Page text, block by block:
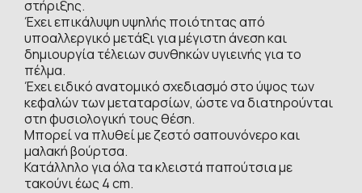
στήριξης.
Έχει επικάλυψη υψηλής ποιότητας από
υποαλλεργικό μετάξι για μέγιστη άνεση και
δημιουργία τέλειων συνθηκών υγιεινής για το
πέλμα.
Έχει ειδικό ανατομικό σχεδιασμό στο ύψος των
κεφαλών των μεταταρσίων, ώστε να διατηρούνται
στη φυσιολογική τους θέση.
Μπορεί να πλυθεί με ζεστό σαπουνόνερο και
μαλακή βούρτσα.
Κατάλληλο για όλα τα κλειστά παπούτσια με
τακούνι έως 4 cm.